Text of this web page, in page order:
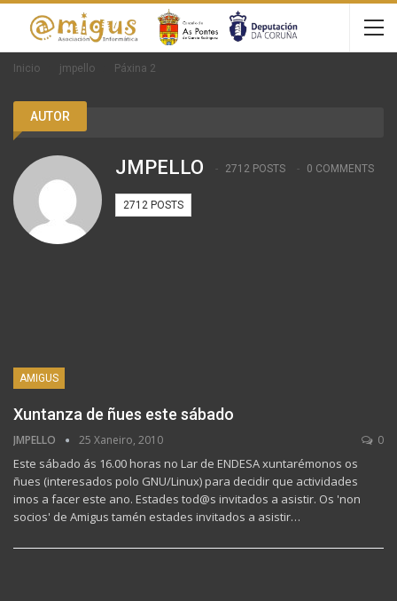
Inicio jmpello Páxina 2
AUTOR
JMPELLO 2712 POSTS 0 COMMENTS
2712 POSTS
AMIGUS
Xuntanza de ñues este sábado
JMPELLO 25 Xaneiro, 2010 0
Este sábado ás 16.00 horas no Lar de ENDESA xuntarémonos os
ñues (interesados polo GNU/Linux) para decidir que actividades
imos a facer este ano. Estades tod@s invitados a asistir. Os 'non
socios' de Amigus tamén estades invitados a asistir…